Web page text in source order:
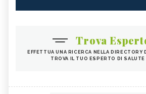
Trova
EFFETTUA UNA RICERCA NELLA DIRECTORY
TROVA IL TUO ESPERTO DI SALUTE